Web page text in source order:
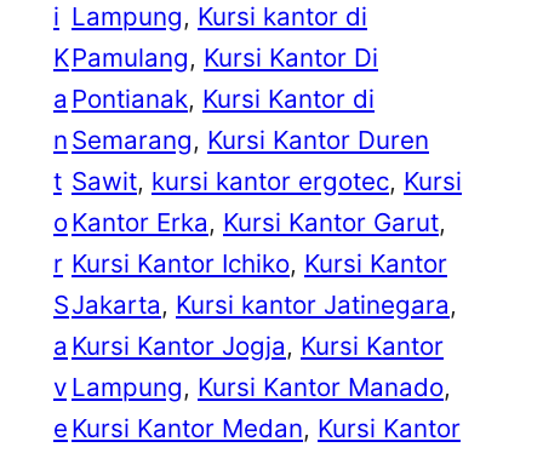
i
K
a
n
t
o
r
S
a
v
e
Lampung, Kursi kantor di
Pamulang, Kursi Kantor Di
Pontianak, Kursi Kantor di
Semarang, Kursi Kantor Duren
Sawit, kursi kantor ergotec, Kursi
Kantor Erka, Kursi Kantor Garut
Kursi Kantor Ichiko, Kursi Kantor
Jakarta, Kursi kantor Jatinegara
Kursi Kantor Jogja, Kursi Kantor
Lampung, Kursi Kantor Manado
Kursi Kantor Medan, Kursi Kantor